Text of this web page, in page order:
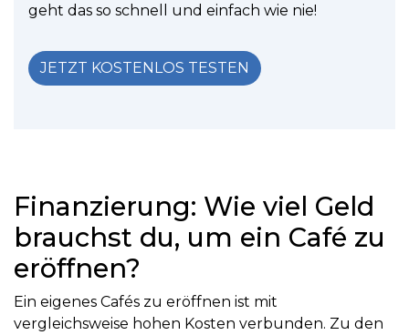
geht das so schnell und einfach wie nie!
JETZT KOSTENLOS TESTEN
Finanzierung: Wie viel Geld
brauchst du, um ein Café zu
eröffnen?
Ein eigenes Cafés zu eröffnen ist mit
vergleichsweise hohen Kosten verbunden. Zu den